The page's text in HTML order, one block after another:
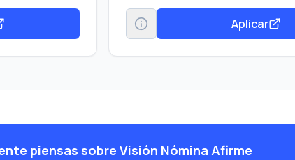
Aplicar
piensas sobre Visión Nómina Afirme